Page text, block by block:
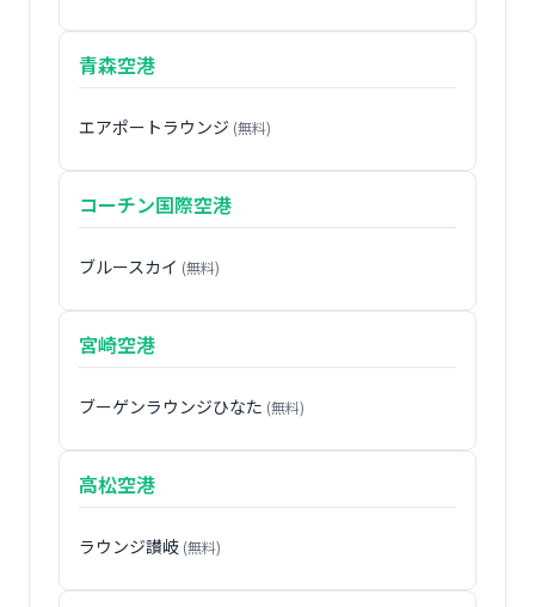
青森空港
エアポートラウンジ (無料)
コーチン国際空港
ブルースカイ (無料)
宮崎空港
ブーゲンラウンジひなた (無料)
高松空港
ラウンジ讃岐 (無料)